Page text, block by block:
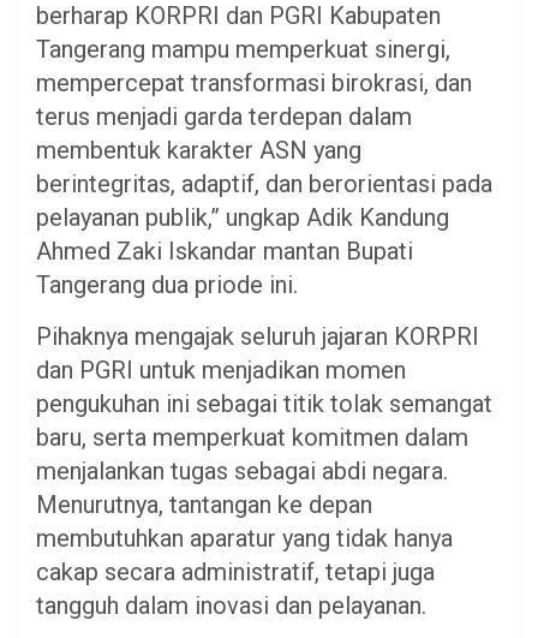
berharap KORPRI dan PGRI Kabupaten
Tangerang mampu memperkuat sinergi,
mempercepat transformasi birokrasi, dan
terus menjadi garda terdepan dalam
membentuk karakter ASN yang
berintegritas, adaptif, dan berorientasi pada
pelayanan publik,” ungkap Adik Kandung
Ahmed Zaki Iskandar mantan Bupati
Tangerang dua priode ini.
Pihaknya mengajak seluruh jajaran KORPRI
dan PGRI untuk menjadikan momen
pengukuhan ini sebagai titik tolak semangat
baru, serta memperkuat komitmen dalam
menjalankan tugas sebagai abdi negara.
Menurutnya, tantangan ke depan
membutuhkan aparatur yang tidak hanya
cakap secara administratif, tetapi juga
tangguh dalam inovasi dan pelayanan.